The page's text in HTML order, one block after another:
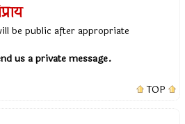
be public after appropriate
us a private message.
TOP